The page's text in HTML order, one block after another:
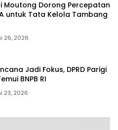
Moutong Dorong Percepatan
untuk Tata Kelola Tambang
26, 2026
Jadi Fokus, DPRD Parigi
BNPB RI
23, 2026